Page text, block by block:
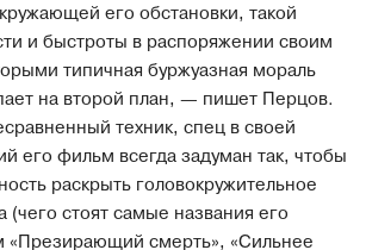
его обстановки, такой
и быстроты в распоряжении своим
типичная буржуазная мораль
на второй план, — пишет Перцов.
техник, спец в своей
его фильм всегда задуман так, чтобы
раскрыть головокружительное
(чего стоят самые названия его
«Презирающий смерть», «Сильнее